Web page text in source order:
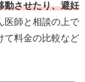
動させたり、避妊
医師と相談の上で
て料金の比較など